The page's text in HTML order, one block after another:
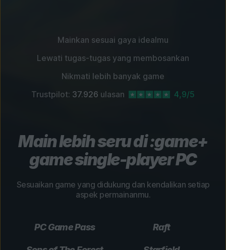
Mainkan sesuai gaya idealmu
Lewati tugas-tugas yang membosankan
Nikmati lebih banyak game
Trustpilot: 37.926 ulasan 4,9/5
Main lebih seru di :game+
game single-player PC
Sesuaikan game yang didukung dan kendalikan setiap
aspek permainanmu.
PC Game Pass Raft